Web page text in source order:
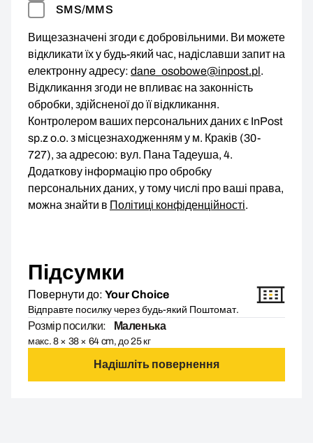
SMS/MMS
Вищезазначені згоди є добровільними. Ви можете
відкликати їх у будь-який час, надіславши запит на
електронну адресу: dane_osobowe@inpost.pl.
Відкликання згоди не впливає на законність
обробки, здійсненої до її відкликання.
Контролером ваших персональних даних є InPost
sp.z o.o. з місцезнаходженням у м. Краків (30-
727), за адресою: вул. Пана Тадеуша, 4.
Додаткову інформацію про обробку
персональних даних, у тому числі про ваші права,
можна знайти в Політиці конфіденційності.
Підсумки
Повернути до: Your Choice
Відправте посилку через будь-який Поштомат.
Розмір посилки: Маленька
макс. 8 × 38 × 64 cm, до 25 кг
Надішліть повернення